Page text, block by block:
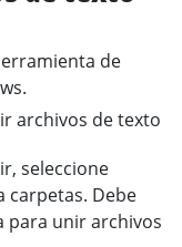
de
seleccione
carpetas. Debe
para unir archivos